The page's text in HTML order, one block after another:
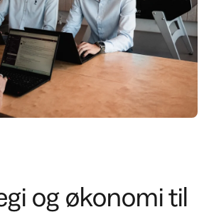
og økonomi til